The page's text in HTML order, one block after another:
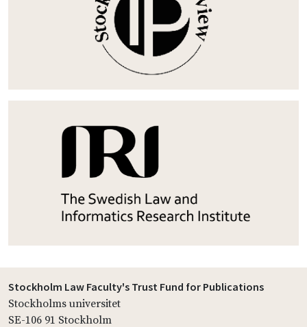
Stockholm Law Faculty's Trust Fund for Publications
Stockholms universitet
SE-106 91 Stockholm